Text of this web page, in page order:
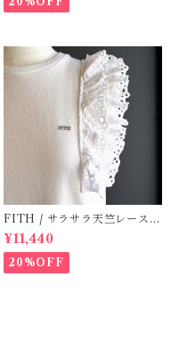
FITH / サラサラ天竺レースT
シャツ (White) / 145・155
¥11,440
20%OFF